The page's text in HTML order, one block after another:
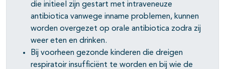
die initieel zijn gestart met intraveneuze
antibiotica vanwege inname problemen, kunnen
worden overgezet op orale antibiotica zodra zij
weer eten en drinken.
Bij voorheen gezonde kinderen die dreigen
respiratoir insufficiënt te worden en bij wie de